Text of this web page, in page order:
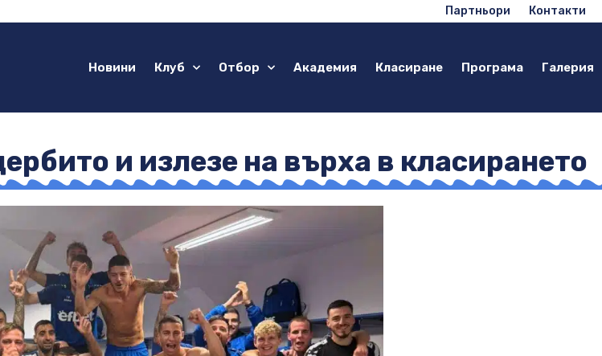
Партньори Контакти
Новини Клуб Отбор Академия Класиране Програма Галерия
и излезе на върха в класирането